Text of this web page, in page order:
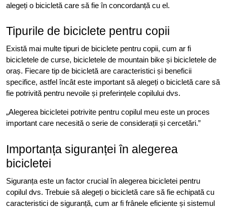
alegeți o bicicletă care să fie în concordanță cu el.
Tipurile de biciclete pentru copii
Există mai multe tipuri de biciclete pentru copii, cum ar fi
bicicletele de curse, bicicletele de mountain bike și bicicletele de
oraș. Fiecare tip de bicicletă are caracteristici și beneficii
specifice, astfel încât este important să alegeți o bicicletă care să
fie potrivită pentru nevoile și preferințele copilului dvs.
„Alegerea bicicletei potrivite pentru copilul meu este un proces
important care necesită o serie de considerații și cercetări.”
Importanța siguranței în alegerea
bicicletei
Siguranța este un factor crucial în alegerea bicicletei pentru
copilul dvs. Trebuie să alegeți o bicicletă care să fie echipată cu
caracteristici de siguranță, cum ar fi frânele eficiente și sistemul